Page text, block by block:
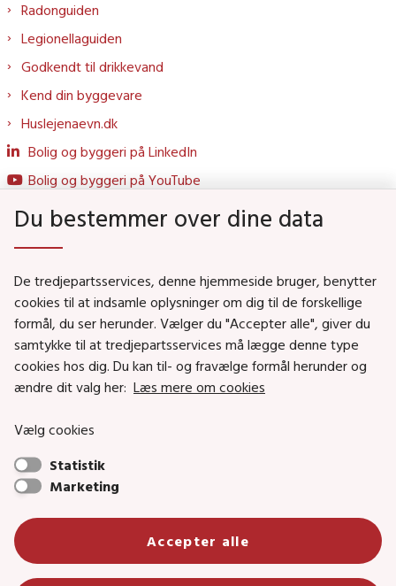
Radonguiden
Legionellaguiden
Godkendt til drikkevand
Kend din byggevare
Huslejenaevn.dk
Bolig og byggeri på LinkedIn
Bolig og byggeri på YouTube
Social- og Boligministeriet
Job i Social- og Boligstyrelsen
Puljer og tilskud
Nyhedsbreve
Social- og Boligstyrelsens nyheder som RSS feed
Social- og Boligstyrelsen • Tlf.: 72 42 37 00 •
sikkermail• EAN-nr.: 5798000354838 • CVR-nr.:
26144698
Primær adresse og reception: Lerchesgade 35, 5, 5000 Odense C •
Du bestemmer over dine data
De tredjepartsservices, denne hjemmeside bruger, benytter
cookies til at indsamle oplysninger om dig til de forskellige
formål, du ser herunder. Vælger du "Accepter alle", giver du
samtykke til at tredjepartsservices må lægge denne type
cookies hos dig. Du kan til- og fravælge formål herunder og
ændre dit valg her: Læs mere om cookies
Vælg cookies
Statistik
Marketing
Accepter alle